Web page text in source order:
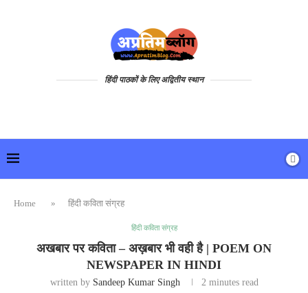
हिंदी पाठकों के लिए अद्वितीय स्थान
Home » हिंदी कविता संग्रह
हिंदी कविता संग्रह
अखबार पर कविता – अख़बार भी वही है | POEM ON
NEWSPAPER IN HINDI
written by Sandeep Kumar Singh 2 minutes read